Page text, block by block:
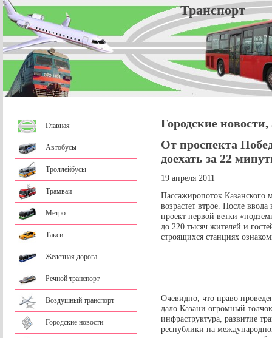
Главная
Автобусы
Троллейбусы
Трамваи
Метро
Такси
Железная дорога
Речной транспорт
Воздушный транспорт
Городские новости
Городские
От проспекта
доехать за 22
19 апреля 2011
Пассажиропоток
возрастет втрое. После
проект первой ветки
до 220 тысяч жителей и
строящихся станциях
Очевидно, что право
дало Казани огромный
инфраструктура, развитие
республики на